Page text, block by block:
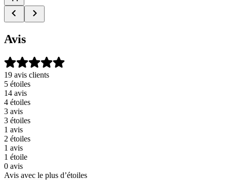
Avis
19 avis clients
5 étoiles
14 avis
4 étoiles
3 avis
3 étoiles
1 avis
2 étoiles
1 avis
1 étoile
0 avis
Avis avec le plus d’étoiles